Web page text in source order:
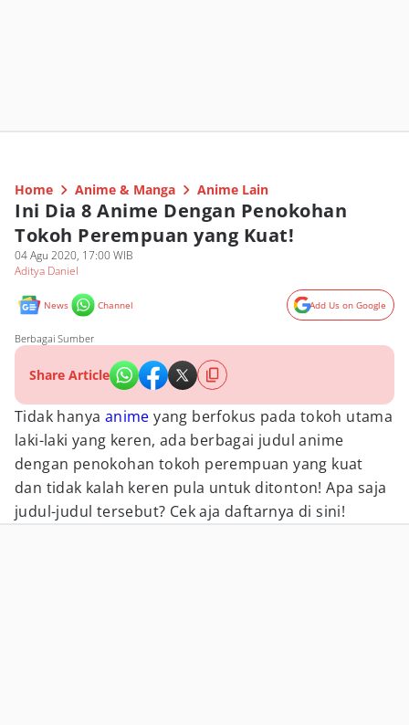
Home Anime & Manga Anime Lain
Ini Dia 8 Anime Dengan Penokohan
Tokoh Perempuan yang Kuat!
04 Agu 2020, 17:00 WIB
Aditya Daniel
News Channel Add Us on Google
Berbagai Sumber
Share Article
Tidak hanya anime yang berfokus pada tokoh utama
laki-laki yang keren, ada berbagai judul anime
dengan penokohan tokoh perempuan yang kuat
dan tidak kalah keren pula untuk ditonton! Apa saja
judul-judul tersebut? Cek aja daftarnya di sini!